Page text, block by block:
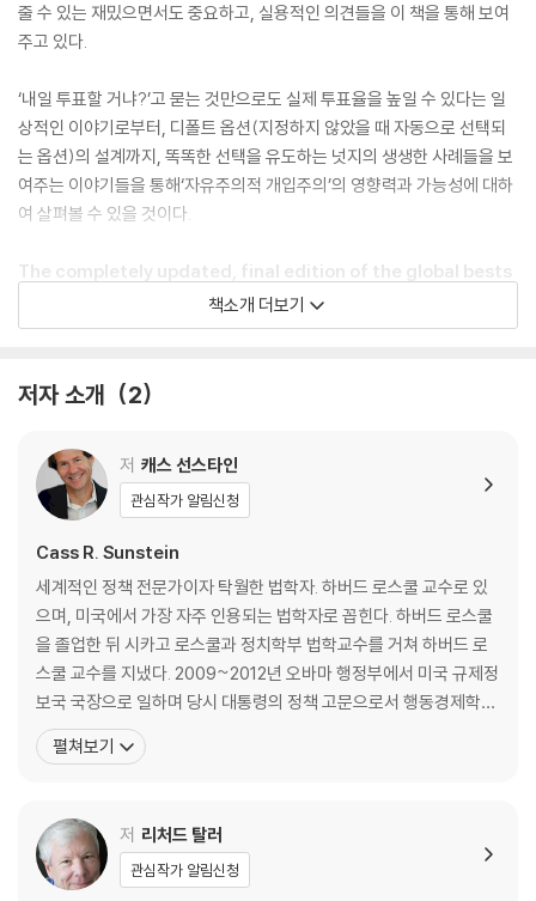
줄 수 있는 재밌으면서도 중요하고, 실용적인 의견들을 이 책을 통해 보여
주고 있다.
‘내일 투표할 거냐?’고 묻는 것만으로도 실제 투표율을 높일 수 있다는 일
상적인 이야기로부터, 디폴트 옵션(지정하지 않았을 때 자동으로 선택되
는 옵션)의 설계까지, 똑똑한 선택을 유도하는 넛지의 생생한 사례들을 보
여주는 이야기들을 통해‘자유주의적 개입주의’의 영향력과 가능성에 대하
여 살펴볼 수 있을 것이다.
The completely updated, final edition of the global bests
eller - one of the most influential books of the 21st centu
ry
'Few books can be said to have changed the world, but Nu
d wise' Daniel Kahneman
Nudge has transformed the way individuals, companies and g
e one of the most important books of the twenty-first centur
y. This completely updated edition offers a wealth of new insi
ghts for fans and newcomers alike - about COVID-19, diet, pe
rsonal finance, retirement savings, medical care, organ donati
on, and climate change.
Every day we make decisions: about the things we buy or the
meals we eat; about the investments we make and the time
ely, we often choose badly.
We are all susceptible to biases that can lead us to make bad
책소개 더보기
저자 소개 2
저 캐스 선스타인
관심작가 알림신청
Cass R. Sunstein
세계적인 정책 전문가이자 탁월한 법학자. 하버드 로스쿨 교수로 있
으며, 미국에서 가장 자주 인용되는 법학자로 꼽힌다. 하버드 로스쿨
을 졸업한 뒤 시카고 로스쿨과 정치학부 법학교수를 거쳐 하버드 로
스쿨 교수를 지냈다. 2009~2012년 오바마 행정부에서 미국 규제정
보국 국장으로 일하며 당시 대통령의 정책 고문으로서 행동경제학의
성과를 정부 정책에 활용했다. 2013~2014년에는 정보통신기술검
토위원회에서 활동했다. 백악관을 떠난 뒤에는 하버드 로스쿨에서
인문, 사회과학, 법학, 신학 분야에서 탁월한 업적을 이룩
펼쳐보기
저 리처드 탈러
관심작가 알림신청